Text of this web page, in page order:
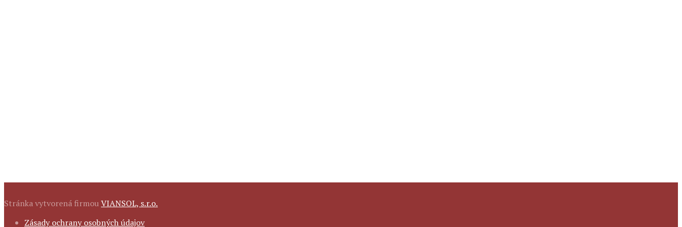
Stránka vytvorená firmou VIANSOL, s.r.o.
FOOTERZásady ochrany osobných údajov